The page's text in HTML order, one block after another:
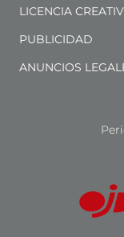
LICENCIA
PUBLICIDAD
ANUNCIOS